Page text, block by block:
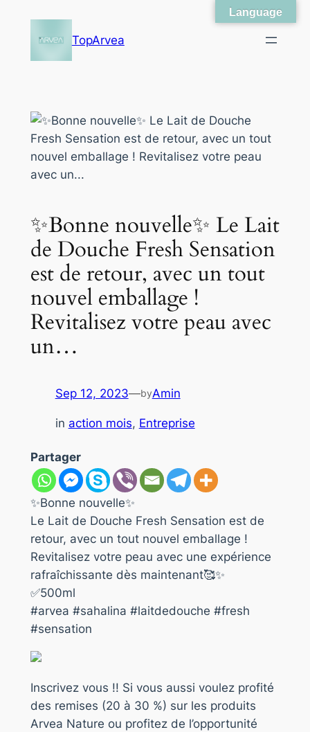
TopArvea
✨Bonne nouvelle✨ Le Lait
de Douche Fresh Sensation
est de retour, avec un tout
nouvel emballage !
Revitalisez votre peau avec
un…
Sep 12, 2023—byAmin
in action mois, Entreprise
Partager
✨Bonne nouvelle✨
Le Lait de Douche Fresh Sensation est de
retour, avec un tout nouvel emballage !
Revitalisez votre peau avec une expérience
rafraîchissante dès maintenant🥰✨
✅500ml
#arvea #sahalina #laitdedouche #fresh
#sensation
Inscrivez vous !! Si vous aussi voulez profité
des remises (20 à 30 %) sur les produits
Arvea Nature ou profitez de l’opportunité
Language